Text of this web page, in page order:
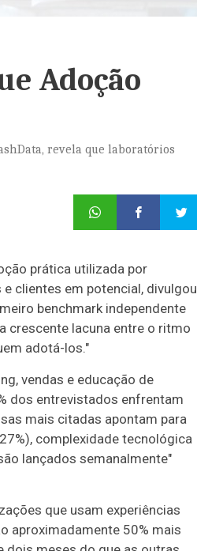
Adoção
revela que laboratórios
prática utilizada por
clientes em potencial, divulgou
benchmark independente
crescente lacuna entre o ritmo
adotá-los."
vendas e educação de
dos entrevistados enfrentam
mais citadas apontam para
complexidade tecnológica
lançados semanalmente"
que usam experiências
aproximadamente 50% mais